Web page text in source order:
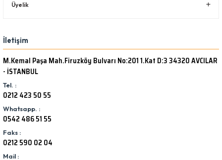
Üyelik
İletişim
M.Kemal Paşa Mah.Firuzköy Bulvarı No:201 1.Kat D:3 34320 AVCILAR
- İSTANBUL
Tel. :
0212 423 50 55
Whatsapp. :
0542 486 51 55
Faks :
0212 590 02 04
Mail :